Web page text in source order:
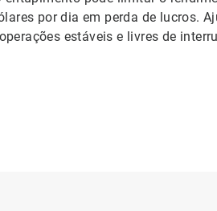
por dia em perda de lucros.
estáveis e livres de